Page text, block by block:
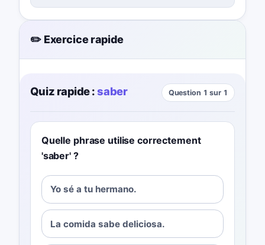
✏️ Exercice rapide
Quiz rapide : saber Question 1 sur 1
Quelle phrase utilise correctement
'saber' ?
Yo sé a tu hermano.
La comida sabe deliciosa.